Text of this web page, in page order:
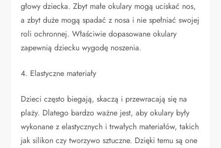
głowy dziecka. Zbyt małe okulary mogą uciskać nos,
a zbyt duże mogą spadać z nosa i nie spełniać swojej
roli ochronnej. Właściwie dopasowane okulary
zapewnią dziecku wygodę noszenia.
4. Elastyczne materiały
Dzieci często biegają, skaczą i przewracają się na
plaży. Dlatego bardzo ważne jest, aby okulary były
wykonane z elastycznych i trwałych materiałów, takich
jak silikon czy tworzywo sztuczne. Dzięki temu są one